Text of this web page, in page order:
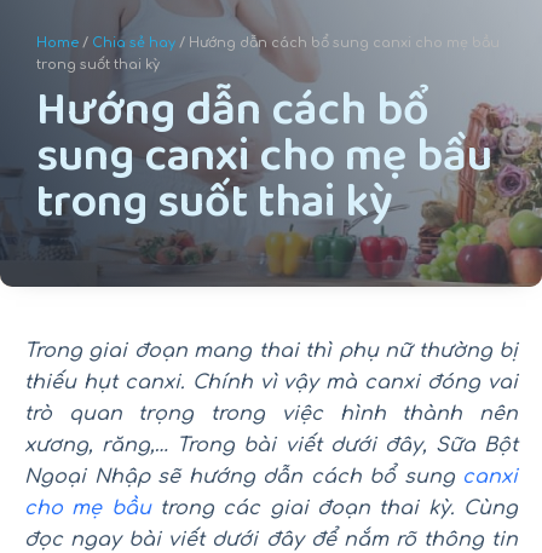
Home / Chia sẻ hay / Hướng dẫn cách bổ sung canxi cho mẹ bầu
trong suốt thai kỳ
Hướng dẫn cách bổ
sung canxi cho mẹ bầu
trong suốt thai kỳ
Trong giai đoạn mang thai thì phụ nữ thường bị
thiếu hụt canxi. Chính vì vậy mà canxi đóng vai
trò quan trọng trong việc hình thành nên
xương, răng,… Trong bài viết dưới đây, Sữa Bột
Ngoại Nhập sẽ hướng dẫn cách bổ sung canxi
cho mẹ bầutrong các giai đoạn thai kỳ. Cùng
đọc ngay bài viết dưới đây để nắm rõ thông tin